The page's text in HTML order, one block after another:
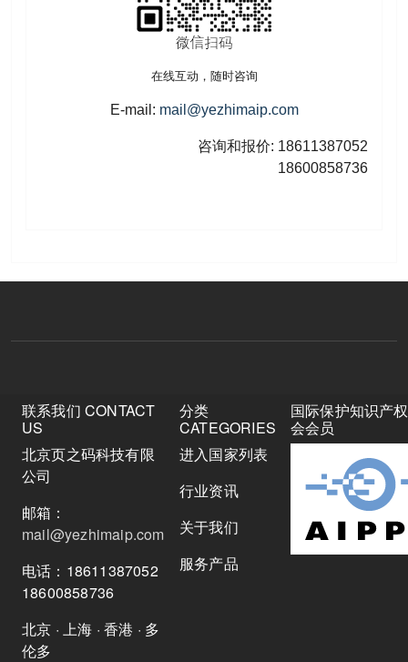
在线互动，随时咨询
E-mail: mail@yezhimaip.com
咨询和报价: 18611387052
18600858736
联系我们 CONTACT
US
北京页之码科技有限
公司
邮箱：
mail@yezhimaip.com
电话：18611387052
18600858736
北京 · 上海 · 香港 · 多
伦多
分类
CATEGORIES
进入国家列表
行业资讯
关于我们
服务产品
国际保护知识产
会会员